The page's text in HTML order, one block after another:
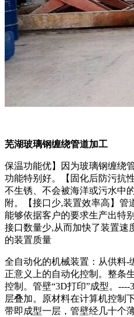
芜湖玻璃钢缠绕管道加工
保温功能优】因为玻璃钢缠绕
功能特别好。【固化后防污抗
不生锈、不会被海洋或污水中
附。【接口少,装置效率高】管
能够依据客户的要求生产出特
接口数量少,从而加快了装置速
的装置质量
全自动化的机械装置：从供料-
正意义上的自动化控制。整条
控制。管壁“3D打印”成型。
层叠加。原材料在计算机控制
带即成型一层，管壁经几十个